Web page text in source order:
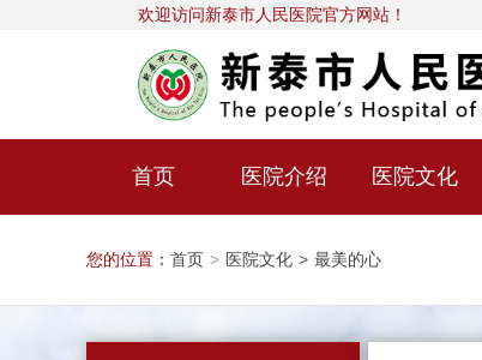
欢迎访问新泰市人民医院官方网站！
首页 医院介绍 医院文化
您的位置： 首页 > 医院文化 > 最美的心